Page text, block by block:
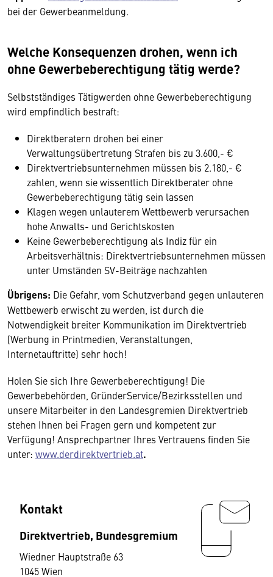
bei der Gewerbeanmeldung.
Welche Konsequenzen drohen, wenn ich
ohne Gewerbeberechtigung tätig werde?
Selbstständiges Tätigwerden ohne Gewerbeberechtigung
wird empfindlich bestraft:
Direktberatern drohen bei einer
Verwaltungsübertretung Strafen bis zu 3.600,- €
Direktvertriebsunternehmen müssen bis 2.180,- €
zahlen, wenn sie wissentlich Direktberater ohne
Gewerbeberechtigung tätig sein lassen
Klagen wegen unlauterem Wettbewerb verursachen
hohe Anwalts- und Gerichtskosten
Keine Gewerbeberechtigung als Indiz für ein
Arbeitsverhältnis: Direktvertriebsunternehmen müssen
unter Umständen SV-Beiträge nachzahlen
Übrigens: Die Gefahr, vom Schutzverband gegen unlauteren
Wettbewerb erwischt zu werden, ist durch die
Notwendigkeit breiter Kommunikation im Direktvertrieb
(Werbung in Printmedien, Veranstaltungen,
Internetauftritte) sehr hoch!
Holen Sie sich Ihre Gewerbeberechtigung! Die
Gewerbebehörden, GründerService/Bezirksstellen und
unsere Mitarbeiter in den Landesgremien Direktvertrieb
stehen Ihnen bei Fragen gern und kompetent zur
Verfügung! Ansprechpartner Ihres Vertrauens finden Sie
unter: www.derdirektvertrieb.at.
Kontakt
Direktvertrieb, Bundesgremium
Wiedner Hauptstraße 63
1045 Wien